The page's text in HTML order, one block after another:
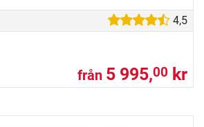
4,5
från 5 995,00 kr